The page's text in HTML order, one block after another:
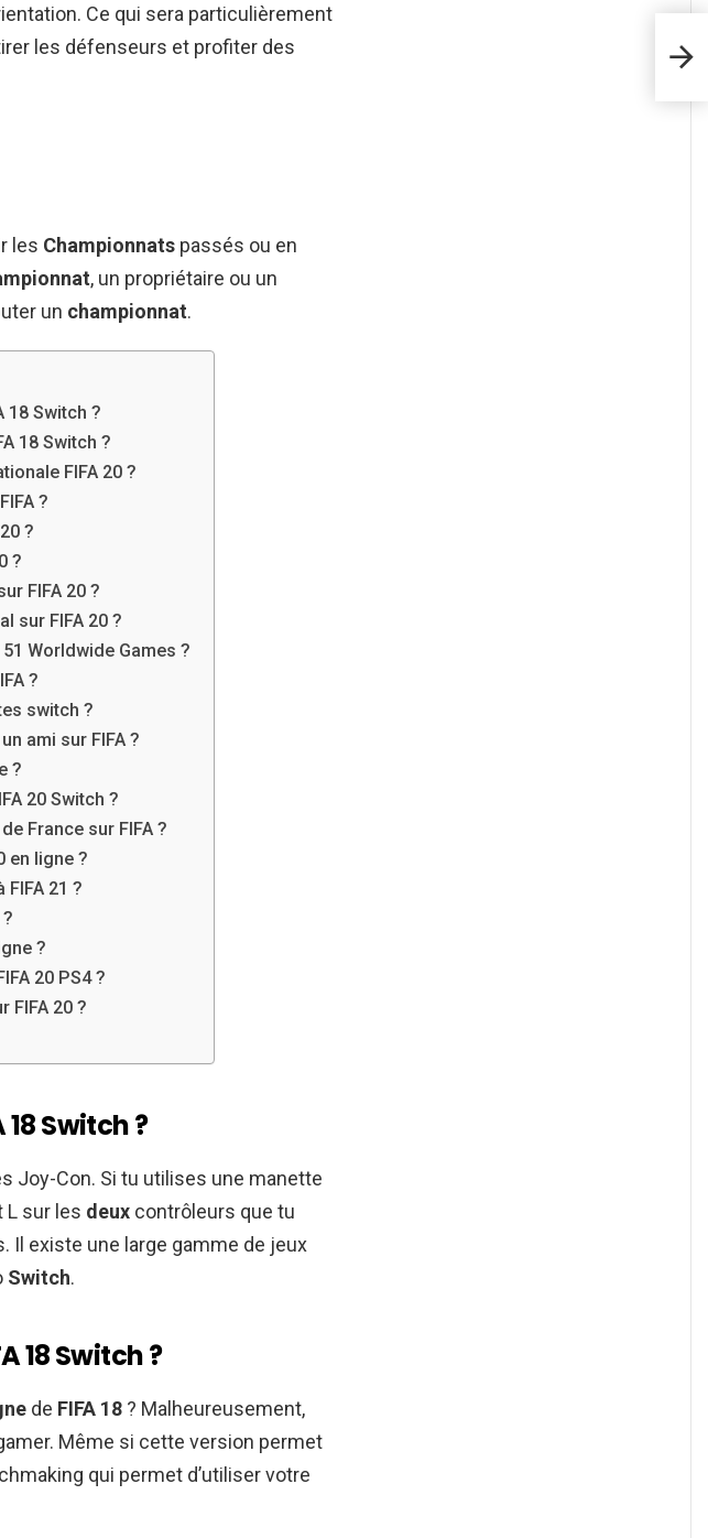
Ce qui sera particulièrement
les défenseurs et profiter des
les Championnats passés ou en
, un propriétaire ou un
un championnat.
18 Switch ?
18 Switch ?
FIFA 20 ?
?
?
?
FIFA 20 ?
sur FIFA 20 ?
Worldwide Games ?
?
switch ?
ami sur FIFA ?
?
20 Switch ?
France sur FIFA ?
en ligne ?
21 ?
?
20 PS4 ?
FIFA 20 ?
Switch ?
Joy-Con. Si tu utilises une manette
L sur les deux contrôleurs que tu
Il existe une large gamme de jeux
Switch.
18 Switch ?
de FIFA 18 ? Malheureusement,
Même si cette version permet
qui permet d’utiliser votre
à